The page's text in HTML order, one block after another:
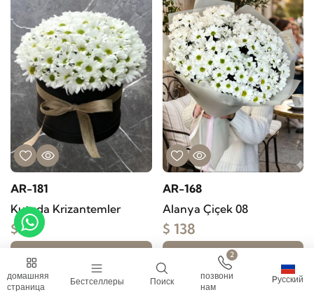
AR-181
Kutuda Krizantemler
$ 64
AR-168
Alanya Çiçek 08
$ 138
заказать
домашняя
страница
Бестселлеры Поиск
2
позвони
нам
Pусский